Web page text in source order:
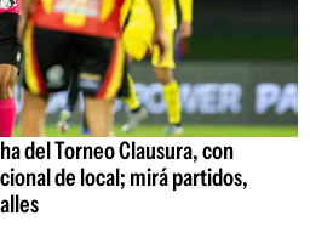
del Torneo Clausura, con
de local; mirá partidos,